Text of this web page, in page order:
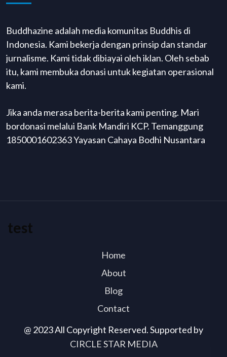
Buddhazine adalah media komunitas Buddhis di
Indonesia. Kami bekerja dengan prinsip dan standar
jurnalisme. Kami tidak dibiayai oleh iklan. Oleh sebab
itu, kami membuka donasi untuk kegiatan operasional
kami.
Jika anda merasa berita-berita kami penting. Mari
bordonasi melalui Bank Mandiri KCP. Temanggung
1850001602363 Yayasan Cahaya Bodhi Nusantara
@ 2023 All Copyright Reserved. Supported by
CIRCLE STAR MEDIA
test
Home
About
Blog
Contact